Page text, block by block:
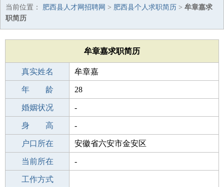
当前位置： 肥西县人才网招聘网 > 肥西县个人求职简历 > 牟章嘉求
职简历
牟章嘉求职简历
真实姓名 牟章嘉
性 别 男
年 龄 28
出生年月 1998-07-23
婚姻状况 -
学 历 中专
身 高 -
毕业学校 黑龙江省体育运动学校
户口所在 安徽省六安市金安区
所学专业 -
当前所在 -
工作经验
工作方式